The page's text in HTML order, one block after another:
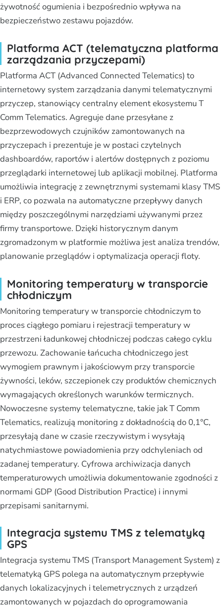
żywotność ogumienia i bezpośrednio wpływa na
bezpieczeństwo zestawu pojazdów.
Platforma ACT (telematyczna platforma
zarządzania przyczepami)
Platforma ACT (Advanced Connected Telematics) to
internetowy system zarządzania danymi telematycznymi
przyczep, stanowiący centralny element ekosystemu T
Comm Telematics. Agreguje dane przesyłane z
bezprzewodowych czujników zamontowanych na
przyczepach i prezentuje je w postaci czytelnych
dashboardów, raportów i alertów dostępnych z poziomu
przeglądarki internetowej lub aplikacji mobilnej. Platforma
umożliwia integrację z zewnętrznymi systemami klasy TMS
i ERP, co pozwala na automatyczne przepływy danych
między poszczególnymi narzędziami używanymi przez
firmy transportowe. Dzięki historycznym danym
zgromadzonym w platformie możliwa jest analiza trendów,
planowanie przeglądów i optymalizacja operacji floty.
Monitoring temperatury w transporcie
chłodniczym
Monitoring temperatury w transporcie chłodniczym to
proces ciągłego pomiaru i rejestracji temperatury w
przestrzeni ładunkowej chłodniczej podczas całego cyklu
przewozu. Zachowanie łańcucha chłodniczego jest
wymogiem prawnym i jakościowym przy transporcie
żywności, leków, szczepionek czy produktów chemicznych
wymagających określonych warunków termicznych.
Nowoczesne systemy telematyczne, takie jak T Comm
Telematics, realizują monitoring z dokładnością do 0,1°C,
przesyłają dane w czasie rzeczywistym i wysyłają
natychmiastowe powiadomienia przy odchyleniach od
zadanej temperatury. Cyfrowa archiwizacja danych
temperaturowych umożliwia dokumentowanie zgodności z
normami GDP (Good Distribution Practice) i innymi
przepisami sanitarnymi.
Integracja systemu TMS z telematyką
GPS
Integracja systemu TMS (Transport Management System) z
telematyką GPS polega na automatycznym przepływie
danych lokalizacyjnych i telemetrycznych z urządzeń
zamontowanych w pojazdach do oprogramowania